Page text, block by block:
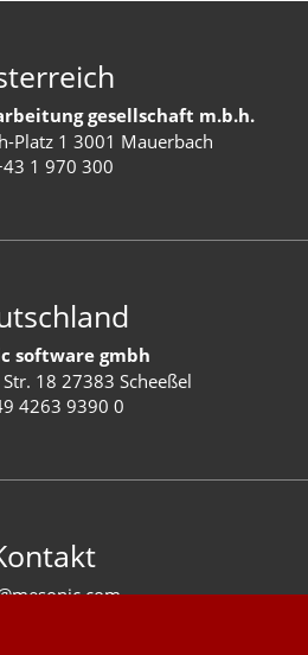
gesellschaft m.b.h.
Platz 1 3001 Mauerbach
1 970 300
software gmbh
18 27383 Scheeßel
4263 9390 0